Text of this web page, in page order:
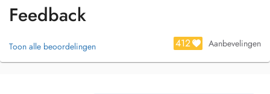
If you are already receiving treatment with us, please contact the clinic
directly by phone to book your next appointment.
Feedback
Toon alle beoordelingen 412 Aanbevelingen